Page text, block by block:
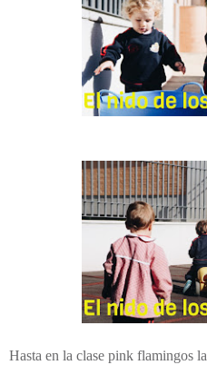
Hasta en la clase pink flamingos